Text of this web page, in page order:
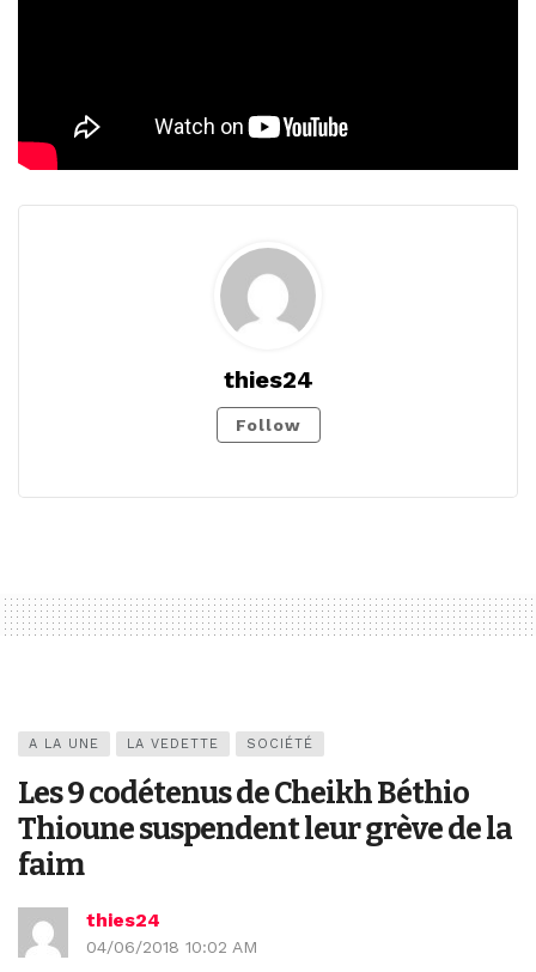
thies24
Follow
A LA UNE LA VEDETTE SOCIÉTÉ
Les 9 codétenus de Cheikh Béthio
Thioune suspendent leur grève de la
faim
thies24
04/06/2018 10:02 AM